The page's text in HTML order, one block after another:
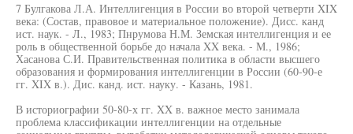
7 Булгакова Л.А. Интеллигенция в России во второй четверти XIX
века: (Состав, правовое и материальное положение). Дисс. канд
ист. наук. - Л., 1983; Пнрумова Н.М. Земская интеллигенция и ее
роль в общественной борьбе до начала XX века. - М., 1986;
Хасанова С.И. Правительственная политика в области высшего
образования и формирования интеллигенции в России (60-90-е
гг. XIX в.). Дис. канд. ист. науку. - Казань, 1981.
В историографии 50-80-х гг. XX в. важное место занимала
проблема классификации интеллигенции на отдельные